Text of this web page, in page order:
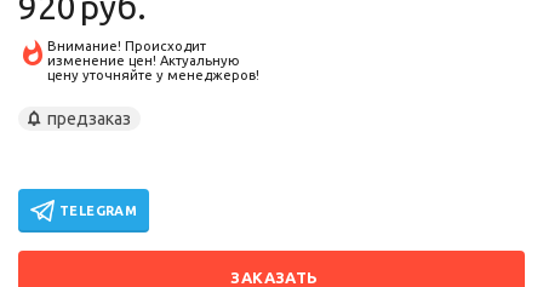
Внимание! Происходит
изменение цен! Актуальную
цену уточняйте у менеджеров!
предзаказ
TELEGRAM
ЗАКАЗАТЬ